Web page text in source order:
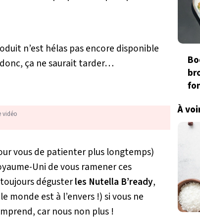
n’est hélas pas encore disponible
ça ne saurait tarder…
vidéo
vous de patienter plus longtemps)
Uni de vous ramener ces
dégusterles Nutella B’ready,
monde est à l’envers !)si vous ne
car nous non plus !
À